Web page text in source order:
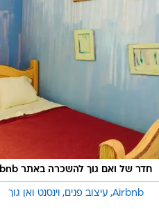
חדר של ואם גוך להשכרה באתר Airbnb
Airbnb עיצוב פנים וינסנט ואן גוך